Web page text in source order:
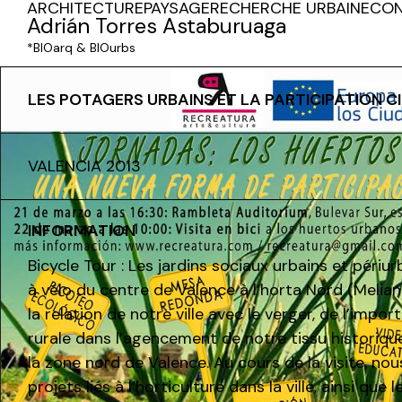
Adrián Torres Astaburuaga
*BIOarq & BIOurbs
ARCHITECTUREPAYSAGERECHERCHE URBAINE
LES POTAGERS URBAINS ET LA PARTICIPATION
VALENCIA 2013
INFORMATION
Bicycle Tour : Les jardins sociaux urbains et
à vélo du centre de Valence à l’horta Nord
la relation de notre ville avec le verger, de
rurale dans l’agencement de notre tissu
la zone nord de Valence. Au cours de la visite,
projets liés à l’horticulture dans la ville, ainsi que